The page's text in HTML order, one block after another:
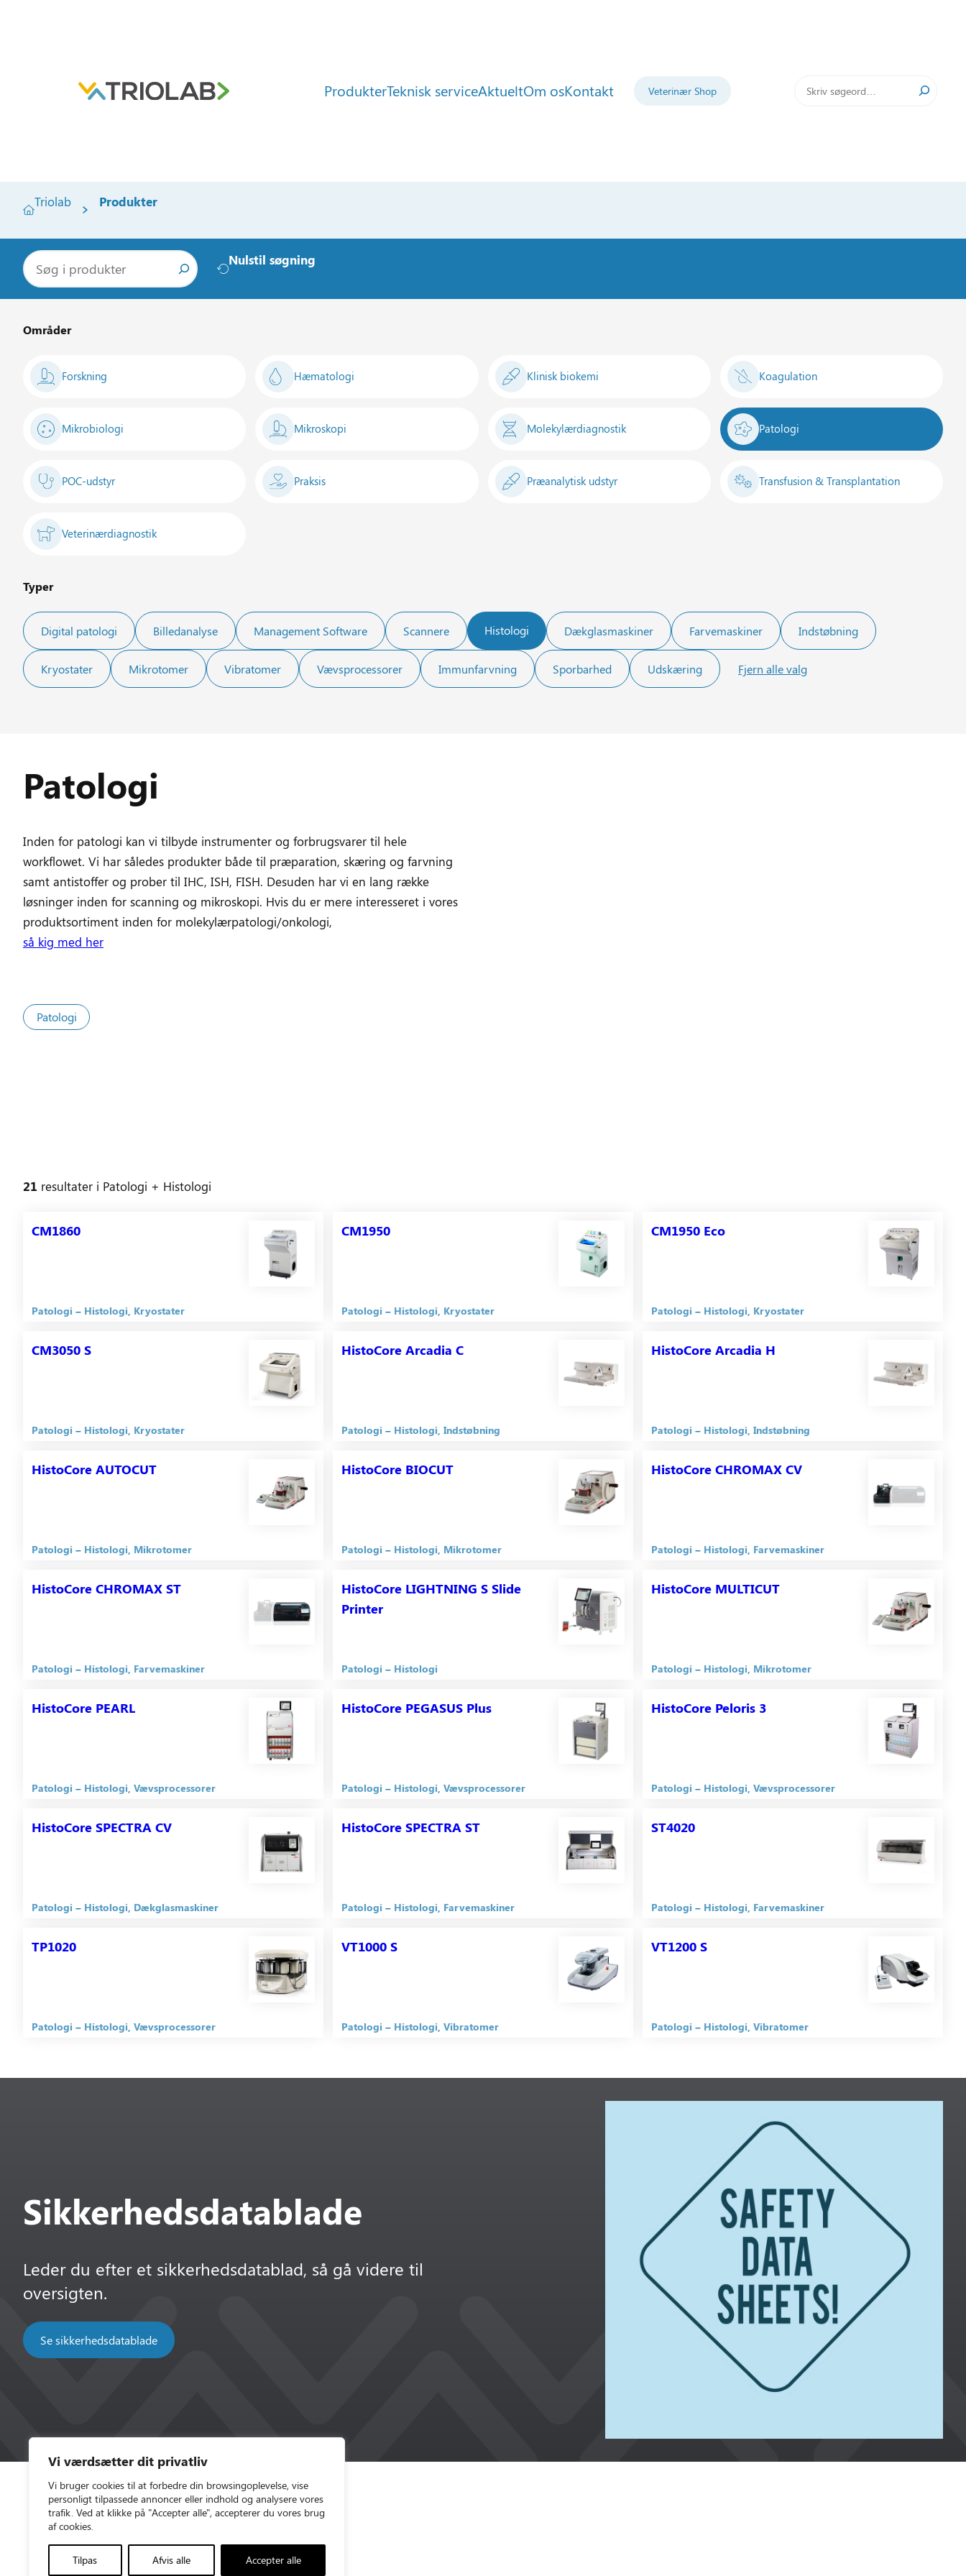
Vi værdsætter dit privatliv
Vi bruger cookies til at forbedre din browsingoplevelse, vise
personligt tilpassede annoncer eller indhold og analysere vores
trafik. Ved at klikke på "Accepter alle", accepterer du vores brug
af cookies.
Tilpas Afvis alle Accepter alle
ProdukterTeknisk serviceAktueltOm osKontakt Veterinær Shop
Triolab Produkter
S
ø
g
Nulstil søgning
Områder
Forskning Hæmatologi Klinisk biokemi Koagulation
Mikrobiologi Mikroskopi Molekylærdiagnostik Patologi
POC-udstyr Praksis Præanalytisk udstyr Transfusion & Transplantation
Veterinærdiagnostik
Typer
Digital patologi Billedanalyse Management Software Scannere Histologi Dækglasmaskiner Farvemaskiner Indstøbning
Kryostater Mikrotomer Vibratomer Vævsprocessorer Immunfarvning Sporbarhed Udskæring Fjern alle valg
Patologi
Inden for patologi kan vi tilbyde instrumenter og forbrugsvarer til hele
workflowet. Vi har således produkter både til præparation, skæring og farvning
samt antistoffer og prober til IHC, ISH, FISH. Desuden har vi en lang række
løsninger inden for scanning og mikroskopi. Hvis du er mere interesseret i vores
produktsortiment inden for molekylærpatologi/onkologi,
så kig med her
Patologi
21 resultater i Patologi + Histologi
CM1860
Patologi Histologi Kryostater
CM1950
Patologi Histologi Kryostater
CM1950 Eco
Patologi Histologi Kryostater
CM3050 S
Patologi Histologi Kryostater
HistoCore Arcadia C
Patologi Histologi Indstøbning
HistoCore Arcadia H
Patologi Histologi Indstøbning
HistoCore AUTOCUT
Patologi Histologi Mikrotomer
HistoCore BIOCUT
Patologi Histologi Mikrotomer
HistoCore CHROMAX CV
Patologi Histologi Farvemaskiner
HistoCore CHROMAX ST
Patologi Histologi Farvemaskiner
HistoCore LIGHTNING S Slide
Printer
Patologi Histologi
HistoCore MULTICUT
Patologi Histologi Mikrotomer
HistoCore PEARL
Patologi Histologi Vævsprocessorer
HistoCore PEGASUS Plus
Patologi Histologi Vævsprocessorer
HistoCore Peloris 3
Patologi Histologi Vævsprocessorer
HistoCore SPECTRA CV
Patologi Histologi Dækglasmaskiner
HistoCore SPECTRA ST
Patologi Histologi Farvemaskiner
ST4020
Patologi Histologi Farvemaskiner
TP1020
Patologi Histologi Vævsprocessorer
VT1000 S
Patologi Histologi Vibratomer
VT1200 S
Patologi Histologi Vibratomer
Sikkerhedsdatablade
Leder du efter et sikkerhedsdatablad, så gå videre til
oversigten.
Se sikkerhedsdatablade